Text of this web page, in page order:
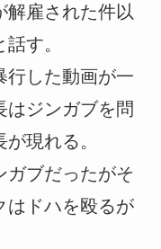
解雇された件以
す。
行した動画が一
はジンガブを問
現れる。
ガブだったがそ
はドハを殴るが